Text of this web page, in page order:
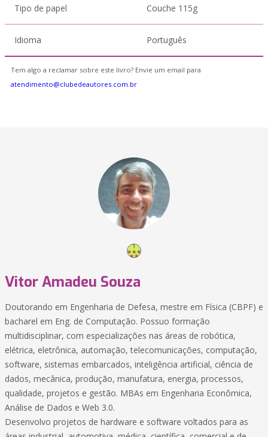
Tipo de papel Couche 115g
Idioma Português
Tem algo a reclamar sobre este livro? Envie um email para
atendimento@clubedeautores.com.br
Vitor Amadeu Souza
Doutorando em Engenharia de Defesa, mestre em Física (CBPF) e
bacharel em Eng. de Computação. Possuo formação
multidisciplinar, com especializações nas áreas de robótica,
elétrica, eletrônica, automação, telecomunicações, computação,
software, sistemas embarcados, inteligência artificial, ciência de
dados, mecânica, produção, manufatura, energia, processos,
qualidade, projetos e gestão. MBAs em Engenharia Econômica,
Análise de Dados e Web 3.0.
Desenvolvo projetos de hardware e software voltados para as